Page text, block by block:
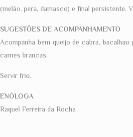
(melão, pera, damasco) e final persistente.
SUGESTÕES DE ACOMPANHAMENTO
Acompanha bem queijo de cabra,
carnes brancas.
Servir frio.
ENÓLOGA
Raquel Ferreira da Rocha